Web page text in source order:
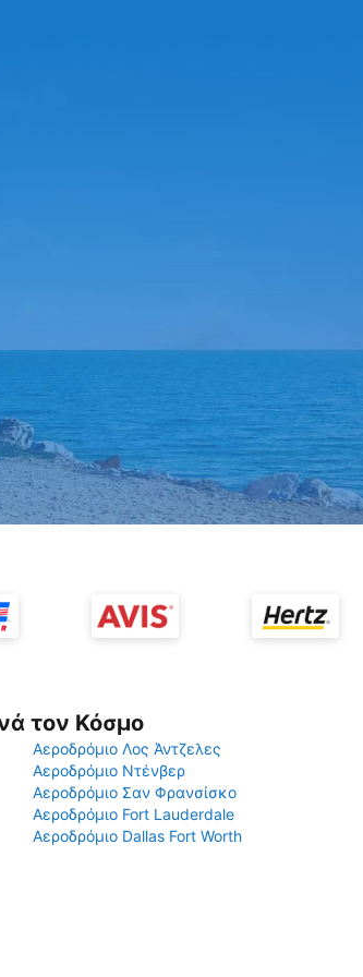
τον Κόσμο
Αεροδρόμιο Λος Άντζελες
Αεροδρόμιο Ντένβερ
Αεροδρόμιο Σαν Φρανσίσκο
Αεροδρόμιο Fort Lauderdale
Αεροδρόμιο Dallas Fort Worth